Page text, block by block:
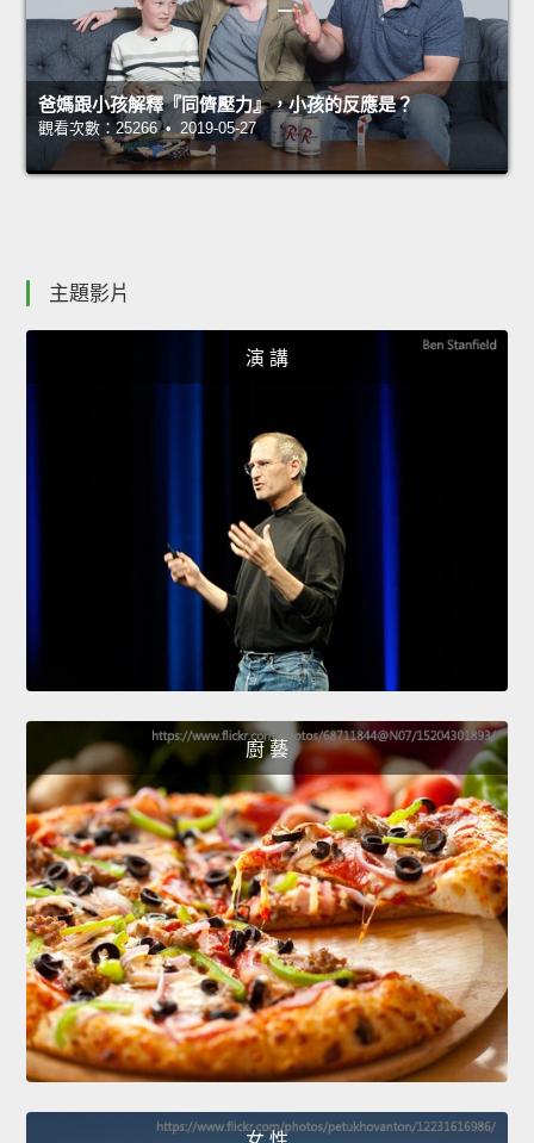
爸媽跟小孩解釋『同儕壓力』，小孩的反應是？
觀看次數：25266 • 2019-05-27
主題影片
演 講
廚 藝